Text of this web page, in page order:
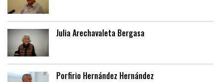
Julia Arechavaleta Bergasa
Porfirio Hernández Hernández